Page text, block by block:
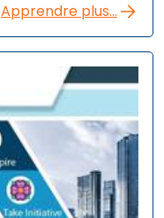
Apprendre plus...